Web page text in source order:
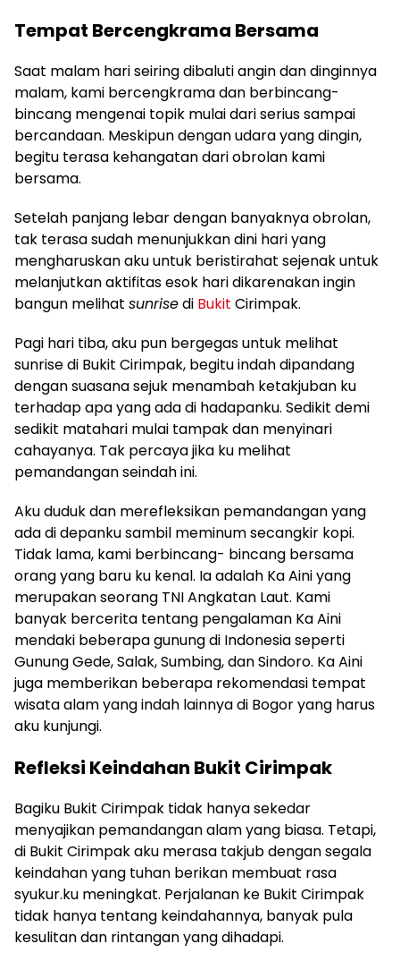
Tempat Bercengkrama Bersama
Saat malam hari seiring dibaluti angin dan dinginnya
malam, kami bercengkrama dan berbincang-
bincang mengenai topik mulai dari serius sampai
bercandaan. Meskipun dengan udara yang dingin,
begitu terasa kehangatan dari obrolan kami
bersama.
Setelah panjang lebar dengan banyaknya obrolan,
tak terasa sudah menunjukkan dini hari yang
mengharuskan aku untuk beristirahat sejenak untuk
melanjutkan aktifitas esok hari dikarenakan ingin
bangun melihat sunrisedi Bukit Cirimpak.
Pagi hari tiba, aku pun bergegas untuk melihat
sunrise di Bukit Cirimpak, begitu indah dipandang
dengan suasana sejuk menambah ketakjuban ku
terhadap apa yang ada di hadapanku. Sedikit demi
sedikit matahari mulai tampak dan menyinari
cahayanya. Tak percaya jika ku melihat
pemandangan seindah ini.
Aku duduk dan merefleksikan pemandangan yang
ada di depanku sambil meminum secangkir kopi.
Tidak lama, kami berbincang- bincang bersama
orang yang baru ku kenal. Ia adalah Ka Aini yang
merupakan seorang TNI Angkatan Laut. Kami
banyak bercerita tentang pengalaman Ka Aini
mendaki beberapa gunung di Indonesia seperti
Gunung Gede, Salak, Sumbing, dan Sindoro. Ka Aini
juga memberikan beberapa rekomendasi tempat
wisata alam yang indah lainnya di Bogor yang harus
aku kunjungi.
Refleksi Keindahan Bukit Cirimpak
Bagiku Bukit Cirimpak tidak hanya sekedar
menyajikan pemandangan alam yang biasa. Tetapi,
di Bukit Cirimpak aku merasa takjub dengan segala
keindahan yang tuhan berikan membuat rasa
syukur.ku meningkat. Perjalanan ke Bukit Cirimpak
tidak hanya tentang keindahannya, banyak pula
kesulitan dan rintangan yang dihadapi.